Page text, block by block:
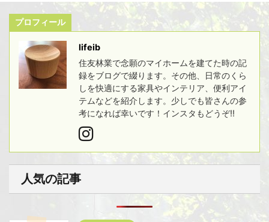
プロフィール
lifeib
住友林業で念願のマイホームを建てた時の記
録をブログで綴ります。その他、日常のくら
しを快適にする家具やインテリア、便利アイ
テムなどを紹介します。少しでも皆さんの参
考になれば幸いです！インスタもどうぞ!!
人気の記事